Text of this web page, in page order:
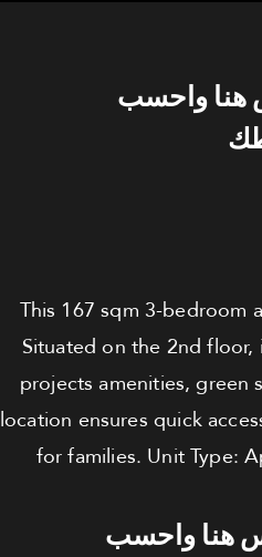
واحسب
This 167 sqm 3-bedroom
Situated on the 2nd
projects amenities, green
location ensures quick
for families. Unit Type:
هنا واحسب